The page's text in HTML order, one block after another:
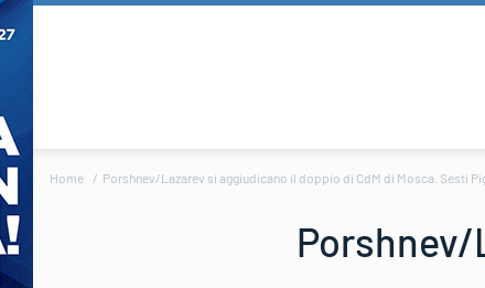
Home Porshnev/Lazarev si aggiudicano il doppio di CdM di Mosca. Sesti
Porshnev/